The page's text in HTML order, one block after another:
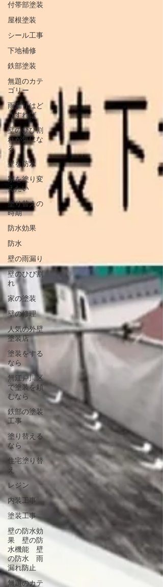
付帯部塗装
屋根塗装
シール工事
下地補修
鉄部塗装
無題のカテ
ゴリー
雨漏りはど
うすれば
壁のひび割
れが気にな
る
壁を防水
家を塗り変
えたい
塗り替えの
時期
防水効果
防水
壁の雨漏り
壁のひび割
れ
家の塗装
壁の修理
人気の外壁
塗装店
塗装をする
なら
無江戸川区
で塗装を頼
むなら
鉄部の塗装
工事
塗り替える
なら
住宅塗り替
え
レジン
内装工事
塗装工事
壁の防水効
果 壁の防
水機能 壁
の防水 雨
漏れ防止
無題のカテ